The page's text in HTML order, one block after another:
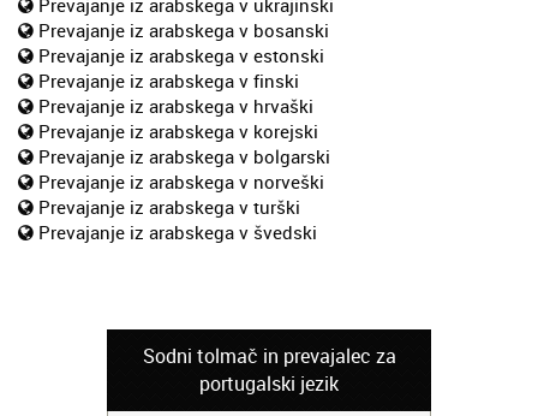
Prevajanje iz arabskega v bosanski
Prevajanje iz arabskega v estonski
Prevajanje iz arabskega v finski
Prevajanje iz arabskega v hrvaški
Prevajanje iz arabskega v korejski
Prevajanje iz arabskega v bolgarski
Prevajanje iz arabskega v norveški
Prevajanje iz arabskega v turški
Prevajanje iz arabskega v švedski
Sodni tolmač in prevajalec za
portugalski jezik